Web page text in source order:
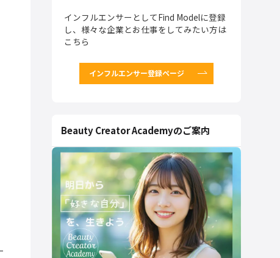
インフルエンサーとしてFind Modelに登録
し、様々な企業とお仕事をしてみたい方は
こちら
インフルエンサー登録ページ
Beauty Creator Academyのご案内